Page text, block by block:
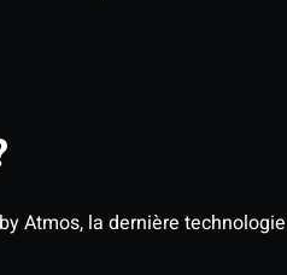
Atmos, la dernière